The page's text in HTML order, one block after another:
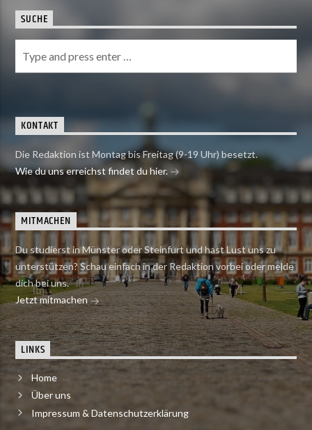
SUCHE
KONTAKT
Die Redaktion ist Montag bis Freitag (9-19 Uhr) besetzt.
Wie du uns erreichst findet du hier.
MITMACHEN
Du studierst in Münster oder Steinfurt und hast Lust uns zu
unterstützen? Schau einfach in der Redaktion vorbei oder melde
dich bei uns.
Jetzt mitmachen
LINKS
Home
Über uns
Impressum & Datenschutzerklärung